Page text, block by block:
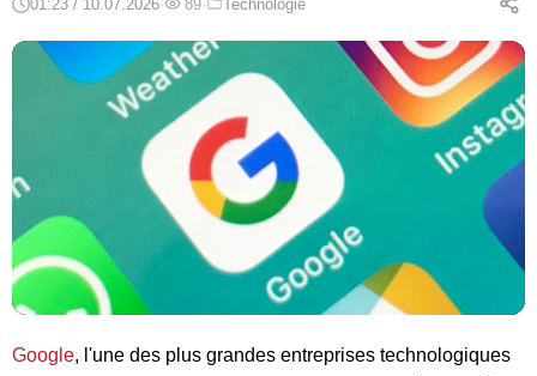
01:23 / 10.07.2026· 89· Technologie
Google, l'une des plus grandes entreprises technologiques